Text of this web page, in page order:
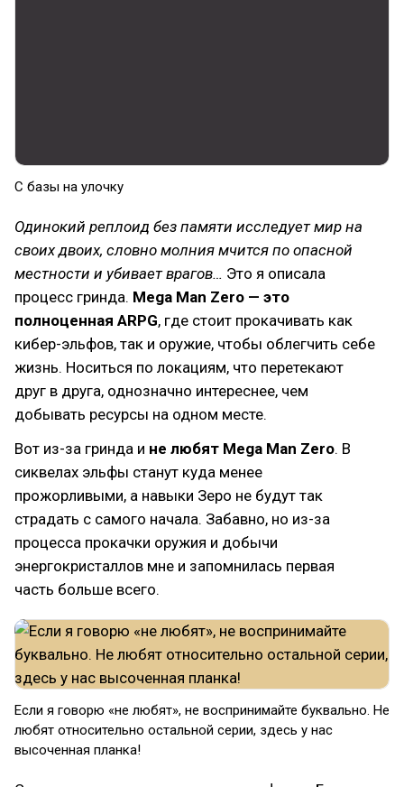
С базы на улочку
Одинокий реплоид без памяти исследует мир на
своих двоих, словно молния мчится по опасной
местности и убивает врагов… Это я описала
процесс гринда. Mega Man Zero — это
полноценная ARPG, где стоит прокачивать как
кибер-эльфов, так и оружие, чтобы облегчить себе
жизнь. Носиться по локациям, что перетекают
друг в друга, однозначно интереснее, чем
добывать ресурсы на одном месте.
Вот из-за гринда и не любят Mega Man Zero. В
сиквелах эльфы станут куда менее
прожорливыми, а навыки Зеро не будут так
страдать с самого начала. Забавно, но из-за
процесса прокачки оружия и добычи
энергокристаллов мне и запомнилась первая
часть больше всего.
Если я говорю «не любят», не воспринимайте буквально. Не
любят относительно остальной серии, здесь у нас
высоченная планка!